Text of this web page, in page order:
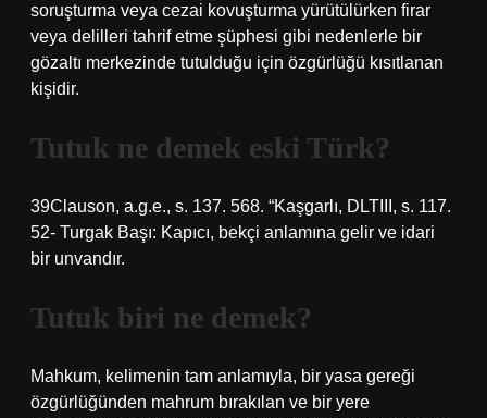
soruşturma veya cezai kovuşturma yürütülürken firar
veya delilleri tahrif etme şüphesi gibi nedenlerle bir
gözaltı merkezinde tutulduğu için özgürlüğü kısıtlanan
kişidir.
Tutuk ne demek eski Türk?
39Clauson, a.g.e., s. 137. 568. “Kaşgarlı, DLTIII, s. 117.
52- Turgak Başı: Kapıcı, bekçi anlamına gelir ve idari
bir unvandır.
Tutuk biri ne demek?
Mahkum, kelimenin tam anlamıyla, bir yasa gereği
özgürlüğünden mahrum bırakılan ve bir yere